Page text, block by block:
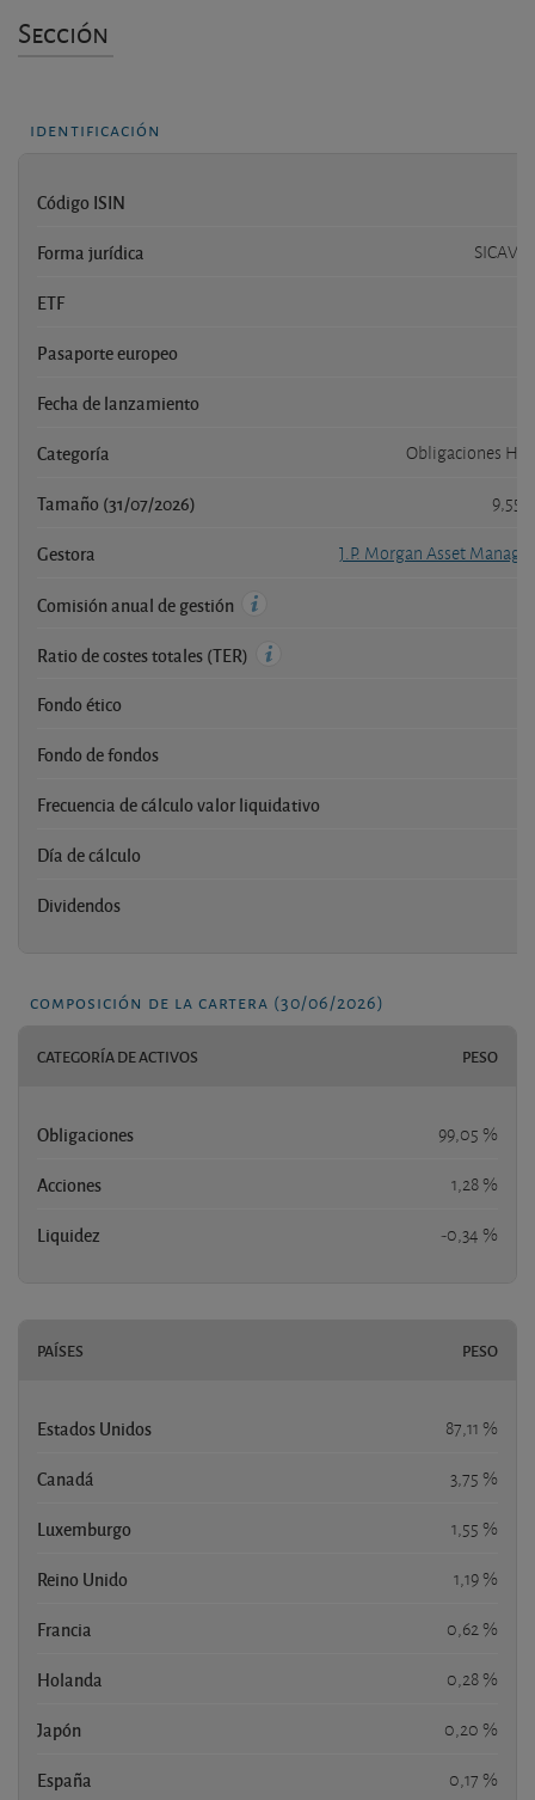
Sección
identificación
Código ISIN
Forma jurídica SICAV
ETF
Pasaporte europeo
Fecha de lanzamiento
Categoría Obligaciones
Tamaño (31/07/2026)
Gestora J.P. Morgan Asset
Comisión anual de gestión
Ratio de costes totales (TER)
Fondo ético
Fondo de fondos
Frecuencia de cálculo valor liquidativo
Día de cálculo
Dividendos
composición de la cartera (30/06/2026)
CATEGORÍA DE ACTIVOS PESO
Obligaciones 99,05 %
Acciones 1,28 %
Liquidez -0,34 %
PAÍSES PESO
Estados Unidos 87,11 %
Canadá 3,75 %
Luxemburgo 1,55 %
Reino Unido 1,19 %
Francia 0,62 %
Holanda 0,28 %
Japón 0,20 %
España 0,17 %